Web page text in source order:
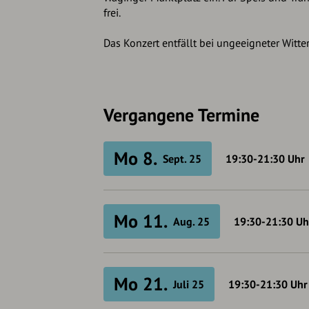
frei.
Das Konzert entfällt bei ungeeigneter
Vergangene Termine
Mo 8. Sept. 25 19:30-21:30 Uhr
Mo 11. Aug. 25 19:30-21:30
Mo 21. Juli 25 19:30-21:30 Uhr